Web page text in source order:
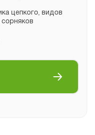
цепкого, видов